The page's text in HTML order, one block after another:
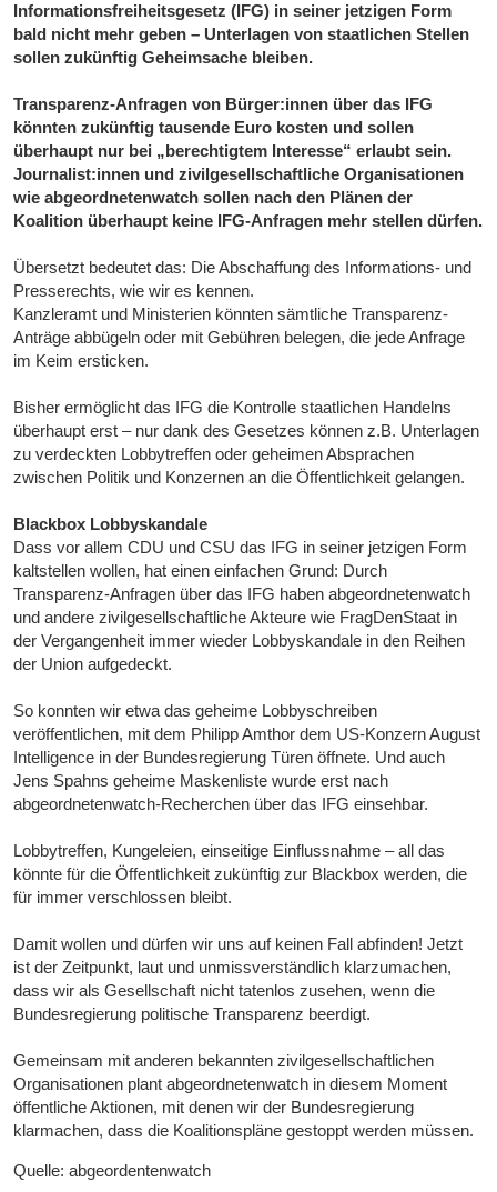
Informationsfreiheitsgesetz (IFG) in seiner jetzigen Form
bald nicht mehr geben – Unterlagen von staatlichen Stellen
sollen zukünftig Geheimsache bleiben.
Transparenz-Anfragen von Bürger:innen über das IFG
könnten zukünftig tausende Euro kosten und sollen
überhaupt nur bei „berechtigtem Interesse“ erlaubt sein.
Journalist:innen und zivilgesellschaftliche Organisationen
wie abgeordnetenwatch sollen nach den Plänen der
Koalition überhaupt keine IFG-Anfragen mehr stellen dürfen.
Übersetzt bedeutet das: Die Abschaffung des Informations- und
Presserechts, wie wir es kennen.
Kanzleramt und Ministerien könnten sämtliche Transparenz-
Anträge abbügeln oder mit Gebühren belegen, die jede Anfrage
im Keim ersticken.
Bisher ermöglicht das IFG die Kontrolle staatlichen Handelns
überhaupt erst – nur dank des Gesetzes können z.B. Unterlagen
zu verdeckten Lobbytreffen oder geheimen Absprachen
zwischen Politik und Konzernen an die Öffentlichkeit gelangen.
Blackbox Lobbyskandale
Dass vor allem CDU und CSU das IFG in seiner jetzigen Form
kaltstellen wollen, hat einen einfachen Grund: Durch
Transparenz-Anfragen über das IFG haben abgeordnetenwatch
und andere zivilgesellschaftliche Akteure wie FragDenStaat in
der Vergangenheit immer wieder Lobbyskandale in den Reihen
der Union aufgedeckt.
So konnten wir etwa das geheime Lobbyschreiben
veröffentlichen, mit dem Philipp Amthor dem US-Konzern August
Intelligence in der Bundesregierung Türen öffnete. Und auch
Jens Spahns geheime Maskenliste wurde erst nach
abgeordnetenwatch-Recherchen über das IFG einsehbar.
Lobbytreffen, Kungeleien, einseitige Einflussnahme – all das
könnte für die Öffentlichkeit zukünftig zur Blackbox werden, die
für immer verschlossen bleibt.
Damit wollen und dürfen wir uns auf keinen Fall abfinden! Jetzt
ist der Zeitpunkt, laut und unmissverständlich klarzumachen,
dass wir als Gesellschaft nicht tatenlos zusehen, wenn die
Bundesregierung politische Transparenz beerdigt.
Gemeinsam mit anderen bekannten zivilgesellschaftlichen
Organisationen plant abgeordnetenwatch in diesem Moment
öffentliche Aktionen, mit denen wir der Bundesregierung
klarmachen, dass die Koalitionspläne gestoppt werden müssen.
Quelle: abgeordentenwatch